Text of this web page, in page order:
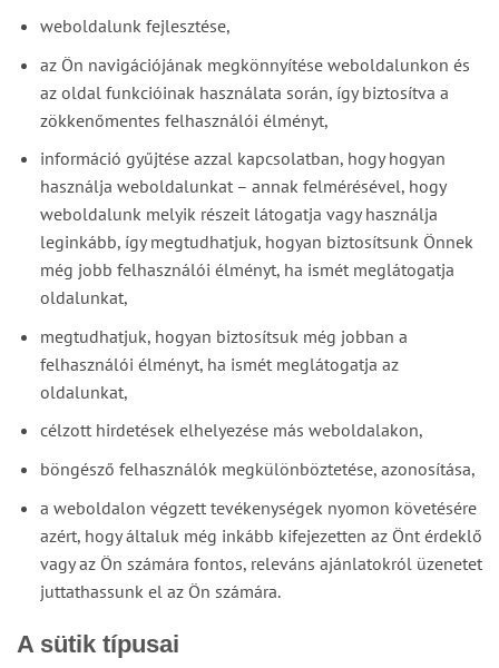
weboldalunk fejlesztése,
az Ön navigációjának megkönnyítése weboldalunkon és
az oldal funkcióinak használata során, így biztosítva a
zökkenőmentes felhasználói élményt,
információ gyűjtése azzal kapcsolatban, hogy hogyan
használja weboldalunkat – annak felmérésével, hogy
weboldalunk melyik részeit látogatja vagy használja
leginkább, így megtudhatjuk, hogyan biztosítsunk Önnek
még jobb felhasználói élményt, ha ismét meglátogatja
oldalunkat,
megtudhatjuk, hogyan biztosítsuk még jobban a
felhasználói élményt, ha ismét meglátogatja az
oldalunkat,
célzott hirdetések elhelyezése más weboldalakon,
böngésző felhasználók megkülönböztetése, azonosítása,
a weboldalon végzett tevékenységek nyomon követésére
azért, hogy általuk még inkább kifejezetten az Önt érdeklő
vagy az Ön számára fontos, releváns ajánlatokról üzenetet
juttathassunk el az Ön számára.
A sütik típusai